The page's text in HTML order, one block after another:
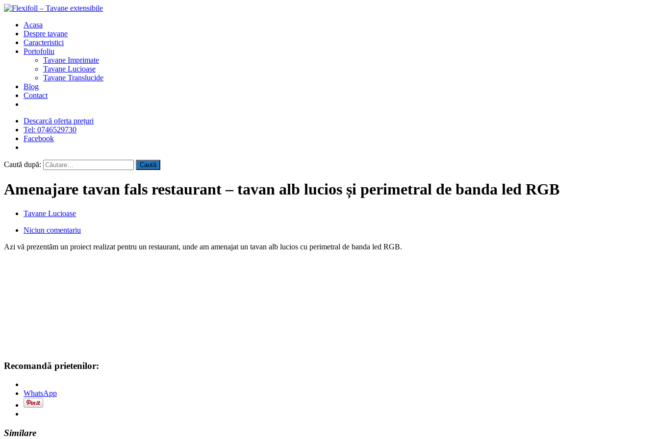
Acasa
Despre tavane
Caracteristici
Portofoliu
Tavane Imprimate
Tavane Lucioase
Tavane Translucide
Blog
Contact
Descarcă oferta prețuri
Tel: 0746529730
Facebook
Caută după:
Amenajare tavan fals restaurant – tavan alb lucios și perimetral de banda led RGB
Tavane Lucioase
Niciun comentariu
Azi vă prezentăm un proiect realizat pentru un restaurant, unde am amenajat un tavan alb lucios cu perimetral de banda led RGB.
Recomandă prietenilor:
WhatsApp
Similare